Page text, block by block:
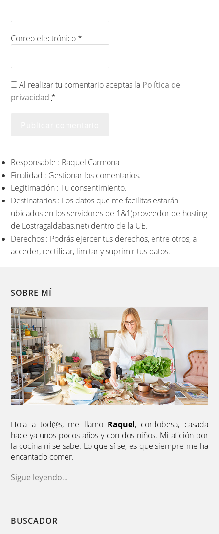
Correo electrónico *
Al realizar tu comentario aceptas la Política de
privacidad *
Responsable : Raquel Carmona
Finalidad : Gestionar los comentarios.
Legitimación : Tu consentimiento.
Destinatarios : Los datos que me facilitas estarán
ubicados en los servidores de 1&1(proveedor de hosting
de Lostragaldabas.net) dentro de la UE.
Derechos : Podrás ejercer tus derechos, entre otros, a
acceder, rectificar, limitar y suprimir tus datos.
SOBRE MÍ
Hola a tod@s, me llamo Raquel, cordobesa, casada
hace ya unos pocos años y con dos niños. Mi afición por
la cocina ni se sabe. Lo que sí se, es que siempre me ha
encantado comer.
Sigue leyendo...
BUSCADOR